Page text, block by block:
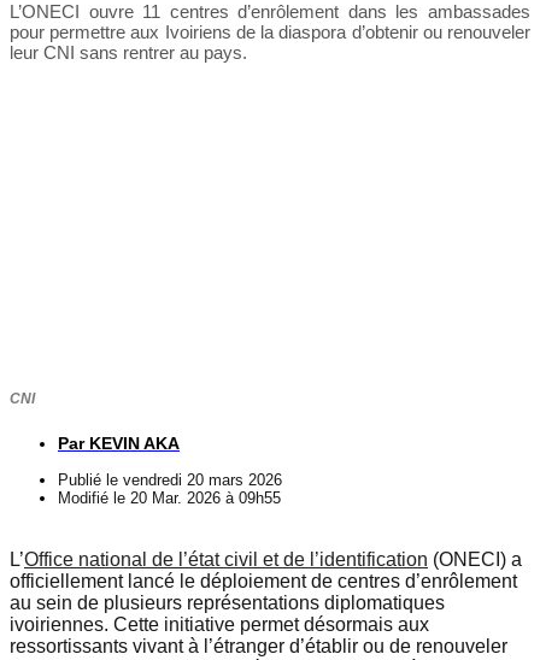
L’ONECI ouvre 11 centres d’enrôlement dans les ambassades
pour permettre aux Ivoiriens de la diaspora d’obtenir ou renouveler
leur CNI sans rentrer au pays.
CNI
ParKEVIN AKA
Publié le vendredi 20 mars 2026
Modifié le 20 Mar. 2026 à 09h55
L’Office national de l’état civil et de l’identification (ONECI) a
officiellement lancé le déploiement de centres d’enrôlement
au sein de plusieurs représentations diplomatiques
ivoiriennes. Cette initiative permet désormais aux
ressortissants vivant à l’étranger d’établir ou de renouveler